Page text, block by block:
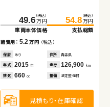
49.6 （税込）
万円
車両本体価格
54.8 （税込）
万円
支払総額
諸費用： 5.2万円 （税込）
保証 あり 住所 青森県
年式 2015年 走行 126,900 km
排気 660cc 整備 法定整備付
見積もり・在庫確認
スバル フォレスター
196.5万円
車両本体価格
諸費用：12.3万円 （税込）
保証 あり 住所 埼玉県
排気 2,500cc 整備 法定整備付
254.9（税込）
万円
車両本体価格
259.9（税込）
万円
支払総額
諸費用： 5.0万円 （税込）
保証 あり 住所 徳島県
年式 2021年 走行 77,900km
排気 2,000 整備 法定整備付
見積もり・在庫確認